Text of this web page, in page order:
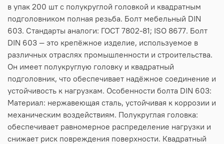
в упак 200 шт с полукруглой головкой и квадратным
подголовником полная резьба. Болт мебельный DIN
603. Стандарты аналоги: ГОСТ 7802-81; ISO 8677. Болт
DIN 603 — это крепёжное изделие, используемое в
различных отраслях промышленности и строительства.
Он имеет полукруглую головку и квадратный
подголовник, что обеспечивает надёжное соединение и
устойчивость к нагрузкам. Особенности болта DIN 603:
Материал: нержавеющая сталь, устойчивая к коррозии и
механическим воздействиям. Полукруглая головка:
обеспечивает равномерное распределение нагрузки и
снижает риск повреждения поверхности. Квадратный